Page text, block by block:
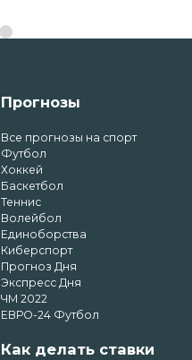
Прогнозы
Все прогнозы на спорт
Футбол
Хоккей
Баскетбол
Теннис
Волейбол
Единоборства
Киберспорт
Прогноз Дня
Экспресс Дня
ЧМ 2022
ЕВРО-24 Футбол
Как делать ставки